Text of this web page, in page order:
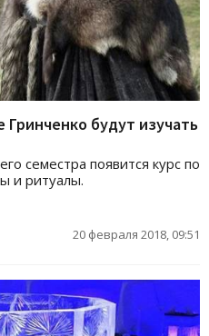
будут изучать
семестра появится курс по
и ритуалы.
20 февраля 2018, 09:51